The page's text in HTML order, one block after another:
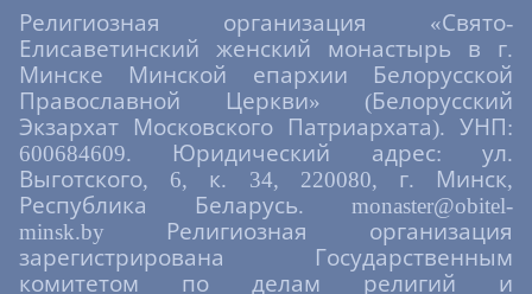
Религиозная организация «Свято-
Елисаветинский женский монастырь в г.
Минске Минской епархии Белорусской
Православной Церкви» (Белорусский
Экзархат Московского Патриархата). УНП:
600684609. Юридический адрес: ул.
Выготского, 6, к. 34, 220080, г. Минск,
Республика Беларусь. monaster@obitel-
minsk.by Религиозная организация
зарегистрирована Государственным
комитетом по делам религий и